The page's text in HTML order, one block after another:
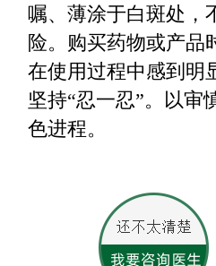
嘱、薄涂于白斑处，
险。购买药物或产品
在使用过程中感到明
坚持“忍一忍”。以审
色进程。